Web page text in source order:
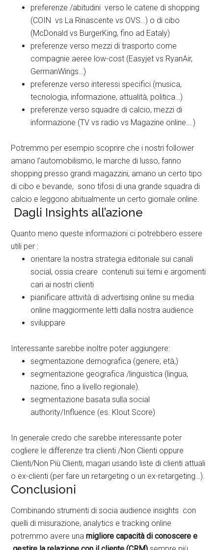
preferenze /abitudini verso le catene di shopping
(COIN vs La Rinascente vs OVS…) o di cibo
(McDonald vs BurgerKing, fino ad Eataly)
preferenze verso mezzi di trasporto come
compagnie aeree low-cost (Easyjet vs RyanAir,
GermanWings…)
preferenze verso interessi specifici (musica,
tecnologia, informazione, attualità, politica…)
preferenze verso squadre di calcio, mezzi di
informazione (TV vs radio vs Magazine online….)
Potremmo per esempio scoprire che i nostri follower
amano l’automobilismo, le marche di lusso, fanno
shopping presso grandi magazzini, amano un certo tipo
di cibo e bevande, sono tifosi di una grande squadra di
calcio e leggono abitualmente un certo giornale online.
Dagli Insights all’azione
Quanto meno queste informazioni ci potrebbero essere
utili per :
orientare la nostra strategia editoriale sui canali
social, ossia creare contenuti sui temi e argomenti
cari ai nostri clienti
pianificare attività di advertising online su media
online maggiormente letti dalla nostra audience
sviluppare
Interessante sarebbe inoltre poter aggiungere:
segmentazione demografica (genere, età,)
segmentazione geografica /linguistica (lingua,
nazione, fino a livello regionale).
segmentazione basata sulla social
authority/Influence (es. Klout Score)
In generale credo che sarebbe interessante poter
cogliere le differenze tra clienti /Non Clienti oppure
Clienti/Non Più Clienti, magari usando liste di clienti attuali
o ex-clienti (per fare un retargeting o un ex-retargeting…).
Conclusioni
Combinando strumenti di socia audience insights con
quelli di misurazione, analytics e tracking online
potremmo avere una migliore capacità di conoscere e